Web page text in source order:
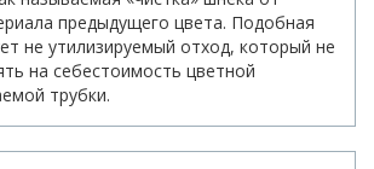
предыдущего цвета. Подобная
не утилизируемый отход, который не
на себестоимость цветной
трубки.